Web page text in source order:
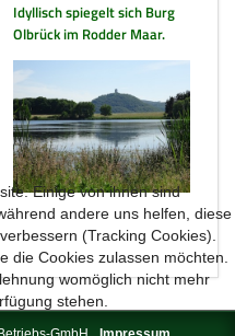
Idyllisch spiegelt sich Burg
Olbrück im Rodder Maar.
Einige von ihnen sind
andere uns helfen, diese
(Tracking Cookies).
die Cookies zulassen möchten.
womöglich nicht mehr
stehen.